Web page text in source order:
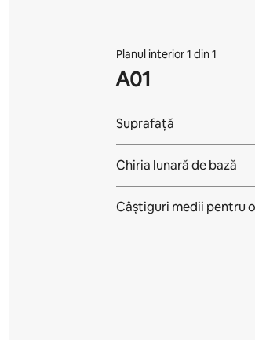
Planul interior 1 din 1
A01
Suprafață
Chiria lunară de bază
Câștiguri medii pentru